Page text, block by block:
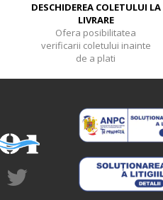
DESCHIDEREA COLETULUI LA
LIVRARE
Ofera posibilitatea
verificarii coletului inainte
de a plati